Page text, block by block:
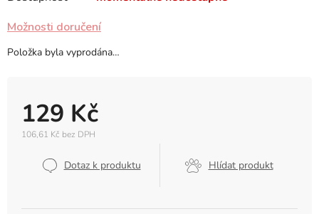
129 Kč
106,61 Kč bez DPH
Dotaz k produktu Hlídat produkt
Možnosti doručení
Položka byla vyprodána…